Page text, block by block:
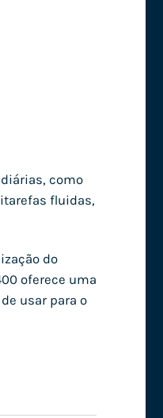
como
fluidas,
do
oferece uma
usar para o